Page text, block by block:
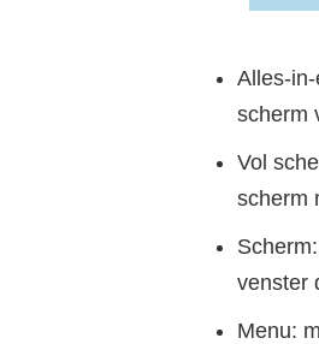
Alles-
scherm
Vol
scherm
venster
Menu: